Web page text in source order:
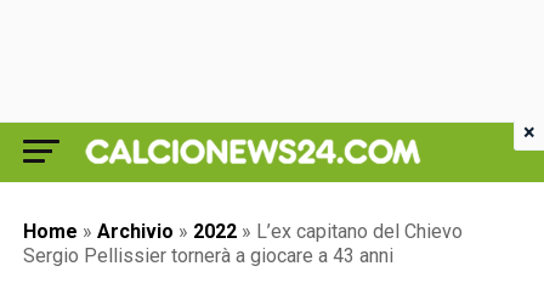
Home » Archivio » 2022 » L’ex capitano del Chievo
Sergio Pellissier tornerà a giocare a 43 anni
×